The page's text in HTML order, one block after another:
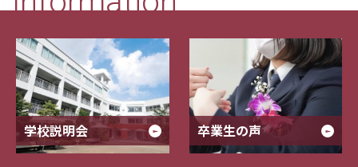
学校説明会 卒業生の声